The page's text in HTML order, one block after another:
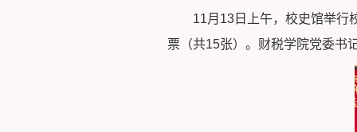
11月13日上午，校史馆举行
票（共15张）。财税学院党委书